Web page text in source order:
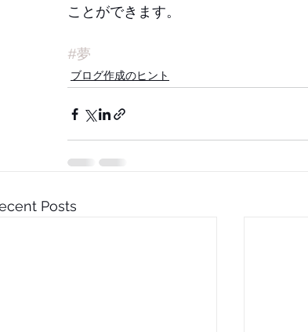
ことができます。
#夢
ブログ作成のヒント
Posts